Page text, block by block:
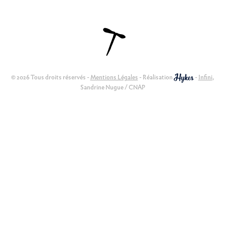
© 2026 Tous droits réservés -Mentions Légales - Réalisation - Infini,
Sandrine Nugue / CNAP